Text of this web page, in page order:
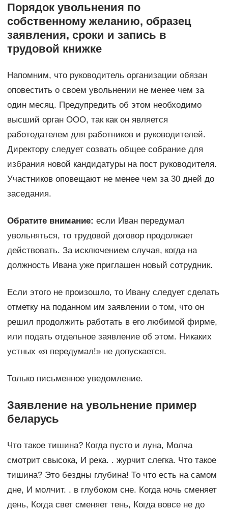
Порядок увольнения по
собственному желанию, образец
заявления, сроки и запись в
трудовой книжке
Напомним, что руководитель организации обязан
оповестить о своем увольнении не менее чем за
один месяц. Предупредить об этом необходимо
высший орган ООО, так как он является
работодателем для работников и руководителей.
Директору следует созвать общее собрание для
избрания новой кандидатуры на пост руководителя.
Участников оповещают не менее чем за 30 дней до
заседания.
Обратите внимание: если Иван передумал
увольняться, то трудовой договор продолжает
действовать. За исключением случая, когда на
должность Ивана уже приглашен новый сотрудник.
Если этого не произошло, то Ивану следует сделать
отметку на поданном им заявлении о том, что он
решил продолжить работать в его любимой фирме,
или подать отдельное заявление об этом. Никаких
устных «я передумал!» не допускается.
Только письменное уведомление.
Заявление на увольнение пример
беларусь
Что такое тишина? Когда пусто и луна, Молча
смотрит свысока, И река. . журчит слегка. Что такое
тишина? Это бездны глубина! То что есть на самом
дне, И молчит. . в глубоком сне. Когда ночь сменяет
день, Когда свет сменяет тень, Когда вовсе не до